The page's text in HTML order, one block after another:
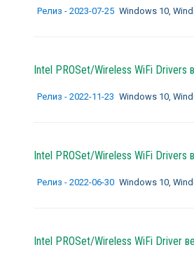
Релиз - 2023-07-25 Windows 10,
Intel PROSet/Wireless WiFi Drivers
Релиз - 2022-11-23 Windows 10,
Intel PROSet/Wireless WiFi Drivers
Релиз - 2022-06-30 Windows 10,
Intel PROSet/Wireless WiFi Driver